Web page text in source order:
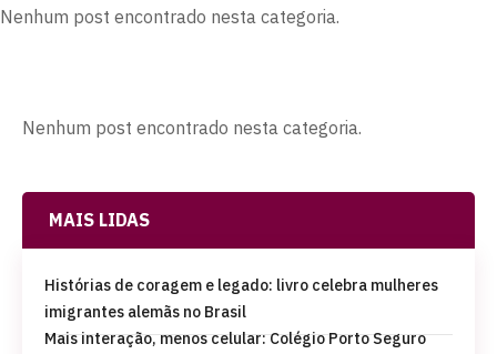
Nenhum post encontrado nesta categoria.
Nenhum post encontrado nesta categoria.
MAIS LIDAS
Histórias de coragem e legado: livro celebra mulheres
imigrantes alemãs no Brasil
Mais interação, menos celular: Colégio Porto Seguro